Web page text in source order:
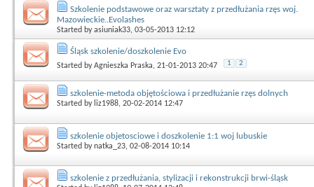
Szkolenie podstawowe oraz warsztaty z przedłużania rzęs woj.
Mazowieckie..Evolashes
Started byasiuniak33, 03-05-2013 12:12
Śląsk szkolenie/doszkolenie Evo
Started byAgnieszka Praska, 21-01-2013 20:47 1 2
szkolenie-metoda objętościowa i przedłużanie rzęs dolnych
Started byliz1988, 20-02-2014 12:47
szkolenie objetosciowe i doszkolenie 1:1 woj lubuskie
Started bynatka_23, 02-08-2014 10:14
szkolenie z przedłużania, stylizacji i rekonstrukcji brwi-śląsk